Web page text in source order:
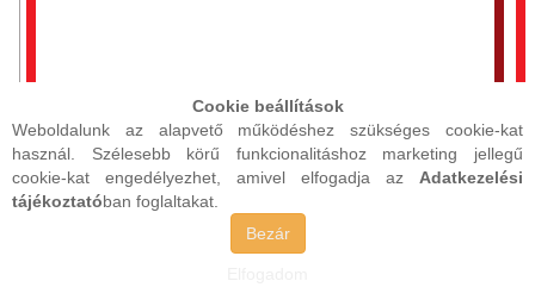
Cookie beállítások
Weboldalunk az alapvető működéshez szükséges cookie-kat
használ. Szélesebb körű funkcionalitáshoz marketing jellegű
cookie-kat engedélyezhet, amivel elfogadja az Adatkezelési
tájékoztatóban foglaltakat.
Bezár